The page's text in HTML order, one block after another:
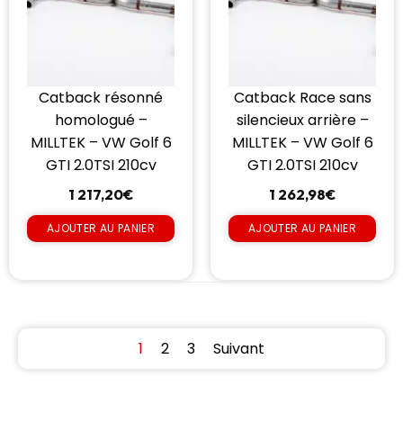
Catback résonné
homologué –
MILLTEK – VW Golf 6
GTI 2.0TSI 210cv
1 217,20€
AJOUTER AU PANIER
Catback Race sans
silencieux arrière –
MILLTEK – VW Golf 6
GTI 2.0TSI 210cv
1 262,98€
AJOUTER AU PANIER
1 2 3 Suivant